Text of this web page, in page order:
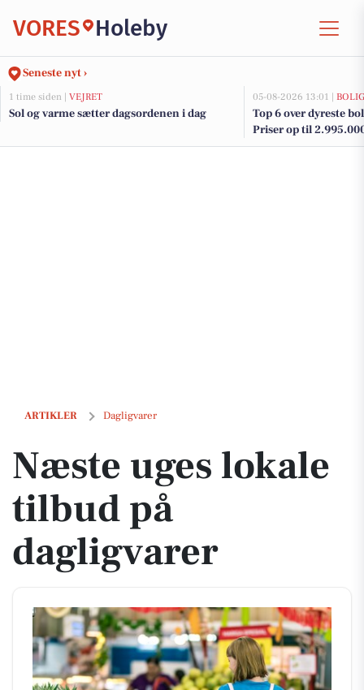
VORES Holeby
Seneste nyt ›
1 time siden | VEJRET
Sol og varme sætter dagsordenen i dag
05-08-2026 13:01 |
Top 6 over dyreste
Priser op til
ARTIKLER Dagligvarer
Næste uges lokale tilbud på dagligvarer
Næste uges lokale
tilbud på
dagligvarer